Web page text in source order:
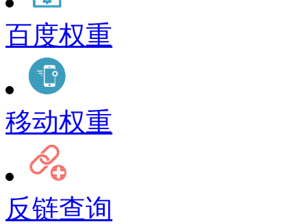
百度权重
移动权重
反链查询